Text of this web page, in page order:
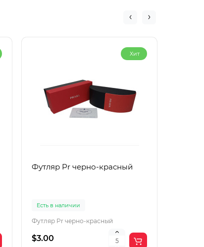
Хит
Футляр Pr черно-красный
Есть в наличии
Футляр Pr черно-красный
$3.00